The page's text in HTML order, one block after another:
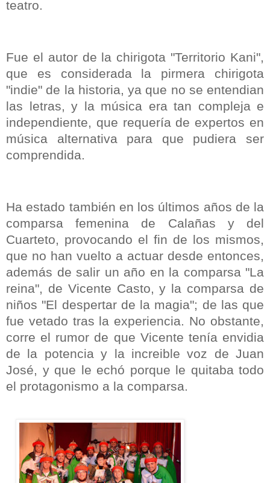
teatro.
Fue el autor de la chirigota "Territorio Kani",
que es considerada la pirmera chirigota
"indie" de la historia, ya que no se entendian
las letras, y la música era tan compleja e
independiente, que requería de expertos en
música alternativa para que pudiera ser
comprendida.
Ha estado también en los últimos años de la
comparsa femenina de Calañas y del
Cuarteto, provocando el fin de los mismos,
que no han vuelto a actuar desde entonces,
además de salir un año en la comparsa "La
reina", de Vicente Casto, y la comparsa de
niños "El despertar de la magia"; de las que
fue vetado tras la experiencia. No obstante,
corre el rumor de que Vicente tenía envidia
de la potencia y la increible voz de Juan
José, y que le echó porque le quitaba todo
el protagonismo a la comparsa.